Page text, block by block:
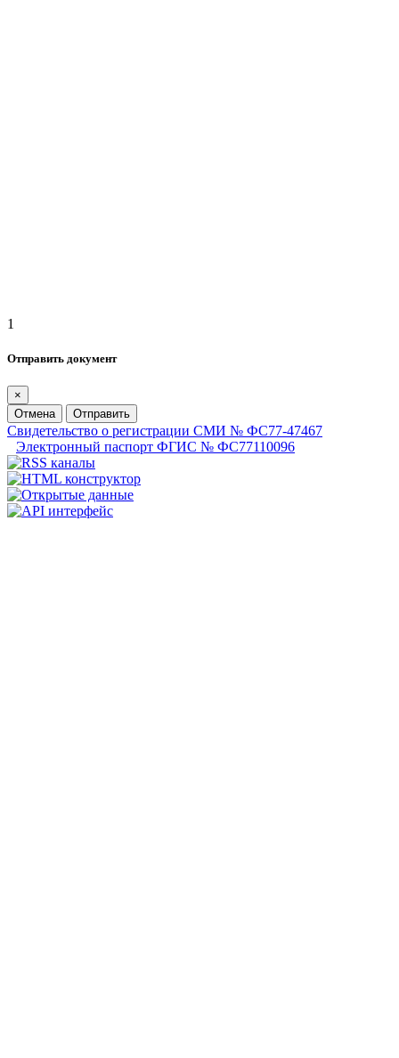
1
Отправить документ
×
Отмена
Отправить
Свидетельство о регистрации СМИ № ФС77-47467
Электронный паспорт ФГИС № ФС77110096